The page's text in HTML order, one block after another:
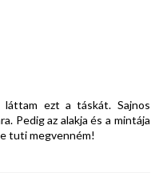
ezt a táskát. Sajnos
Pedig az alakja és a mintája
tuti megvenném!